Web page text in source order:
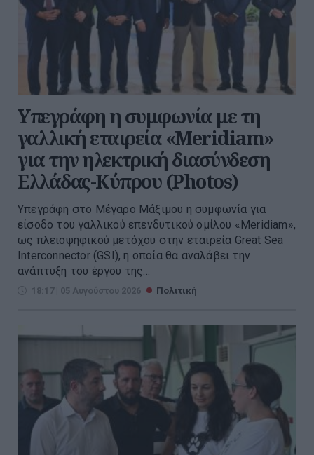
Υπεγράφη η συμφωνία με τη
γαλλική εταιρεία «Meridiam»
για την ηλεκτρική διασύνδεση
Ελλάδας-Κύπρου (Photos)
Υπεγράφη στο Μέγαρο Μάξιμου η συμφωνία για
είσοδο του γαλλικού επενδυτικού ομίλου «Meridiam»,
ως πλειοψηφικού μετόχου στην εταιρεία Great Sea
Interconnector (GSI), η οποία θα αναλάβει την
ανάπτυξη του έργου της...
18:17 | 05 Αυγούστου 2026 Πολιτική